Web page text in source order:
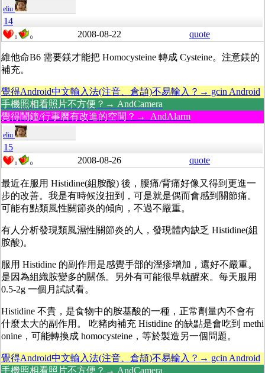
eliu
14
0 0 2008-08-22 quote
維他命B6 需要鎂才能把 Homocysteine 轉成 Cysteine。注意鎂的
補充。
覺得Android中文輸入法(注音、倉頡)不易輸入？→ gcin Android
手機照相看照片不方便？→ AndCamera
覺得鬧鐘/行事曆有改進的空間？→ AndAlarm
eliu
15
0 0 2008-08-26 quote
最近在服用 Histidine(組胺酸) 後，腰痛/背痛好像又得到更進一
步的改善。我是有時候沒扭到，可是就是偶而會感到關節痛。
可能有點類風性關節炎的傾向，不過不嚴重。
有人分析發現類風濕性關節炎的人，發現體內缺乏 Histidine(組
胺酸)。
服用 Histidine 的副作用是感覺手部的溼疹增加，還好不嚴重。
是因為組織胺變多的關係。另外有可能很早就醒來。每天服用
0.5-2g 一個月試試看。
Histidine 不貴，是食物中的胺基酸的一種，正常劑量內不會有
什麼太大的副作用。 吃豬肉補充 Histidine 的缺點是會吃到 methi
onine，可能轉換成 homocysteine，等於製造另一個問題。
覺得Android中文輸入法(注音、倉頡)不易輸入？→ gcin Android
手機照相看照片不方便？→ AndCamera